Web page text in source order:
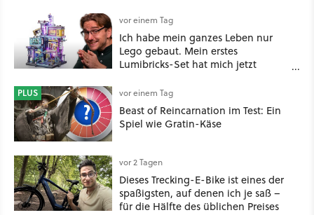
vor einem Tag
Ich habe mein ganzes Leben nur
Lego gebaut. Mein erstes
Lumibricks-Set hat mich jetzt
Stack im Test
PLUS vor einem Tag
Beast of Reincarnation im Test: Ein
Spiel wie Gratin-Käse
vor 2 Tagen
Dieses Trecking-E-Bike ist eines der
spaßigsten, auf denen ich je saß –
für die Hälfte des üblichen Preises